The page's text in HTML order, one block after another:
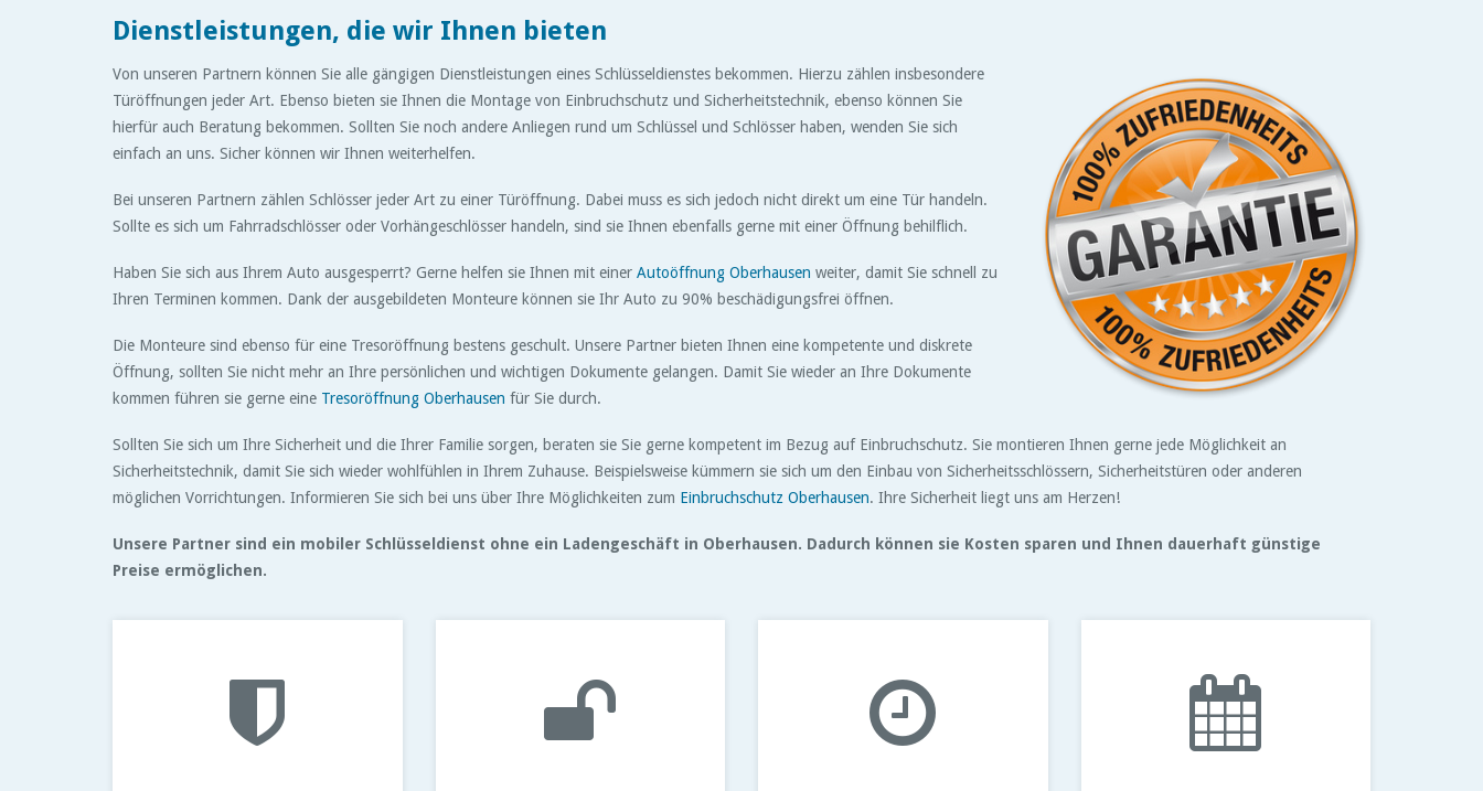
Dienstleistungen, die wir Ihnen bieten
Von unseren Partnern können Sie alle gängigen Dienstleistungen eines Schlüsseldienstes bekommen. Hierzu zählen insbesondere
Türöffnungen jeder Art. Ebenso bieten sie Ihnen die Montage von Einbruchschutz und Sicherheitstechnik, ebenso können Sie
hierfür auch Beratung bekommen. Sollten Sie noch andere Anliegen rund um Schlüssel und Schlösser haben, wenden Sie sich
einfach an uns. Sicher können wir Ihnen weiterhelfen.
Bei unseren Partnern zählen Schlösser jeder Art zu einer Türöffnung. Dabei muss es sich jedoch nicht direkt um eine Tür handeln.
Sollte es sich um Fahrradschlösser oder Vorhängeschlösser handeln, sind sie Ihnen ebenfalls gerne mit einer Öffnung behilflich.
Haben Sie sich aus Ihrem Auto ausgesperrt? Gerne helfen sie Ihnen mit einer Autoöffnung Oberhausen weiter, damit Sie schnell zu
Ihren Terminen kommen. Dank der ausgebildeten Monteure können sie Ihr Auto zu 90% beschädigungsfrei öffnen.
Die Monteure sind ebenso für eine Tresoröffnung bestens geschult. Unsere Partner bieten Ihnen eine kompetente und diskrete
Öffnung, sollten Sie nicht mehr an Ihre persönlichen und wichtigen Dokumente gelangen. Damit Sie wieder an Ihre Dokumente
kommen führen sie gerne eine Tresoröffnung Oberhausen für Sie durch.
Sollten Sie sich um Ihre Sicherheit und die Ihrer Familie sorgen, beraten sie Sie gerne kompetent im Bezug auf Einbruchschutz. Sie montieren Ihnen gerne jede Möglichkeit an
Sicherheitstechnik, damit Sie sich wieder wohlfühlen in Ihrem Zuhause. Beispielsweise kümmern sie sich um den Einbau von Sicherheitsschlössern, Sicherheitstüren oder anderen
möglichen Vorrichtungen. Informieren Sie sich bei uns über Ihre Möglichkeiten zum Einbruchschutz Oberhausen. Ihre Sicherheit liegt uns am Herzen!
Unsere Partner sind ein mobiler Schlüsseldienst ohne ein Ladengeschäft in Oberhausen. Dadurch können sie Kosten sparen und Ihnen dauerhaft günstige
Preise ermöglichen.